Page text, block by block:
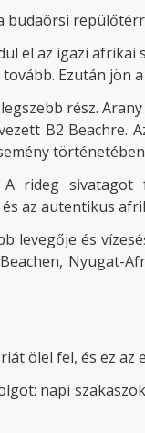
el az igazi
Ezután jön
rész.
B2
A rideg
az autentikus
levegője és
Nyugat-
ölel fel, és ez
napi